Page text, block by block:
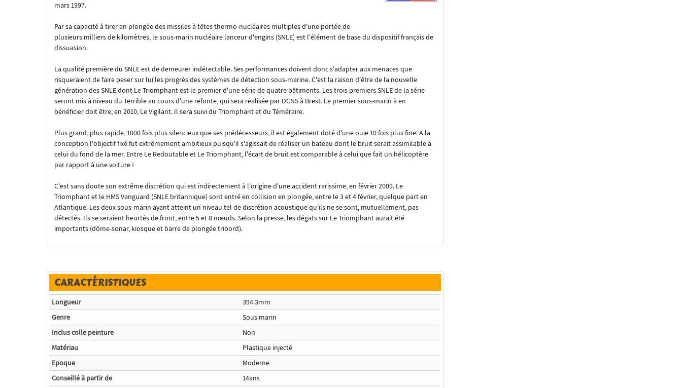
mars 1997.
Par sa capacité à tirer en plongée des missiles à têtes thermo-nucléaires multiples d'une portée de
plusieurs milliers de kilomètres, le sous-marin nucléaire lanceur d'engins (SNLE) est l'élément de base du dispositif français de
dissuasion.
La qualité première du SNLE est de demeurer indétectable. Ses performances doivent donc s'adapter aux menaces que
risqueraient de faire peser sur lui les progrès des systèmes de détection sous-marine. C'est la raison d'être de la nouvelle
génération des SNLE dont Le Triomphant est le premier d'une série de quatre bâtiments. Les trois premiers SNLE de la série
seront mis à niveau du Terrible au cours d'une refonte, qui sera réalisée par DCNS à Brest. Le premier sous-marin à en
bénéficier doit être, en 2010, Le Vigilant. Il sera suivi du Triomphant et du Téméraire.
Plus grand, plus rapide, 1000 fois plus silencieux que ses prédécesseurs, il est également doté d'une ouïe 10 fois plus fine. A la
conception l'objectif fixé fut extrêmement ambitieux puisqu'il s'agissait de réaliser un bateau dont le bruit serait assimilable à
celui du fond de la mer. Entre Le Redoutable et Le Triomphant, l'écart de bruit est comparable à celui que fait un hélicoptère
par rapport à une voiture !
C'est sans doute son extrême discrétion qui est indirectement à l'origine d'une accident rarissime, en février 2009. Le
Triomphant et le HMS Vanguard (SNLE britannique) sont entré en collision en plongée, entre le 3 et 4 février, quelque part en
Atlantique. Les deux sous-marin ayant atteint un niveau tel de discrétion acoustique qu'ils ne se sont, mutuellement, pas
détectés. Ils se seraient heurtés de front, entre 5 et 8 nœuds. Selon la presse, les dégats sur Le Triomphant aurait été
importants (dôme-sonar, kiosque et barre de plongée tribord).
CARACTÉRISTIQUES
Longueur
394.3mm
Genre
Sous marin
Inclus colle peinture
Non
Matériau
Plastique injecté
Epoque
Moderne
Conseillé à partir de
14ans